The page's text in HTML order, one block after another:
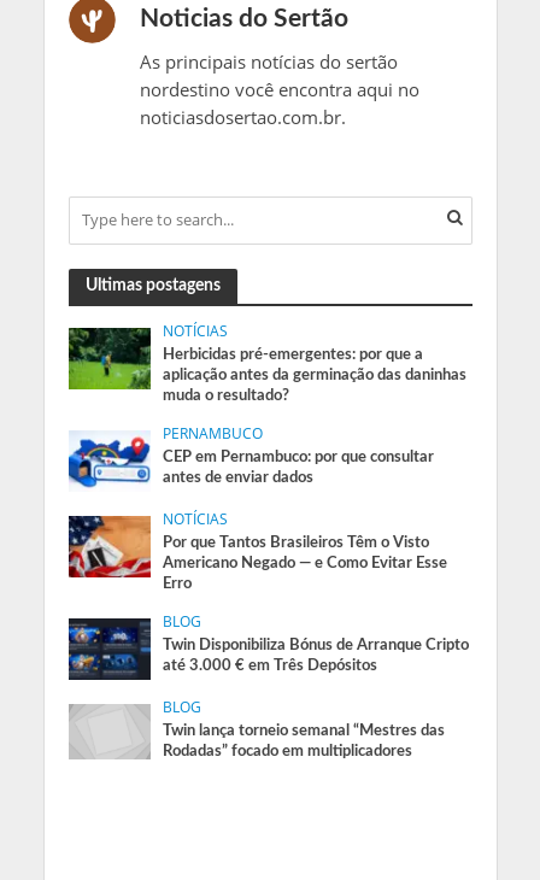
Noticias do Sertão
As principais notícias do sertão
nordestino você encontra aqui no
noticiasdosertao.com.br.
Ultimas postagens
NOTÍCIAS
Herbicidas pré-emergentes: por que a
aplicação antes da germinação das daninhas
muda o resultado?
PERNAMBUCO
CEP em Pernambuco: por que consultar
antes de enviar dados
NOTÍCIAS
Por que Tantos Brasileiros Têm o Visto
Americano Negado — e Como Evitar Esse
Erro
BLOG
Twin Disponibiliza Bónus de Arranque Cripto
até 3.000 € em Três Depósitos
BLOG
Twin lança torneio semanal “Mestres das
Rodadas” focado em multiplicadores